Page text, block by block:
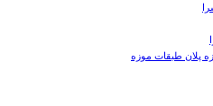
پلان طبقات موزه